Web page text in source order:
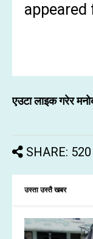
appeared
एउटा लाइक गरेर
SHARE: 520
उस्ता उस्तै खबर